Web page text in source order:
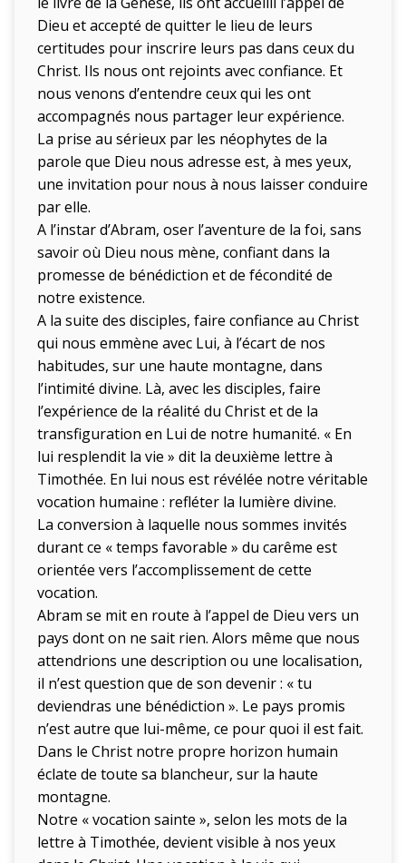
Dieu et accepté de quitter le lieu de leurs
certitudes pour inscrire leurs pas dans ceux du
Christ. Ils nous ont rejoints avec confiance. Et
nous venons d’entendre ceux qui les ont
accompagnés nous partager leur expérience.
La prise au sérieux par les néophytes de la
parole que Dieu nous adresse est, à mes yeux,
une invitation pour nous à nous laisser conduire
par elle.
A l’instar d’Abram, oser l’aventure de la foi, sans
savoir où Dieu nous mène, confiant dans la
promesse de bénédiction et de fécondité de
notre existence.
A la suite des disciples, faire confiance au Christ
qui nous emmène avec Lui, à l’écart de nos
habitudes, sur une haute montagne, dans
l’intimité divine. Là, avec les disciples, faire
l’expérience de la réalité du Christ et de la
transfiguration en Lui de notre humanité. « En
lui resplendit la vie » dit la deuxième lettre à
Timothée. En lui nous est révélée notre véritable
vocation humaine : refléter la lumière divine.
La conversion à laquelle nous sommes invités
durant ce « temps favorable » du carême est
orientée vers l’accomplissement de cette
vocation.
Abram se mit en route à l’appel de Dieu vers un
pays dont on ne sait rien. Alors même que nous
attendrions une description ou une localisation,
il n’est question que de son devenir : « tu
deviendras une bénédiction ». Le pays promis
n’est autre que lui-même, ce pour quoi il est fait.
Dans le Christ notre propre horizon humain
éclate de toute sa blancheur, sur la haute
montagne.
Notre « vocation sainte », selon les mots de la
lettre à Timothée, devient visible à nos yeux